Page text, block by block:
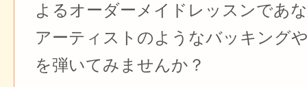
よるオーダーメイドレッスンであ
アーティストのようなバッキング
を弾いてみませんか？